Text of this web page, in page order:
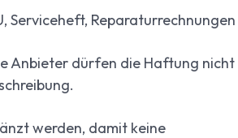
Serviceheft, Reparaturrechnungen
Anbieter dürfen die Haftung nicht
werden, damit keine